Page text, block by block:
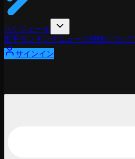
スケジュール
選手ランキングニュース視聴について
サインイン